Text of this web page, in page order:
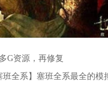
G资源，再修复
班全系】塞班全系最全的模